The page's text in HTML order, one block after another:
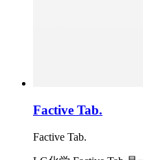
Factive Tab.
Factive Tab.